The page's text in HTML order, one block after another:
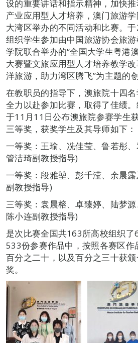
设的重要讲话和指示精神，加快
产业应用型人才培养，澳门旅游
大湾区举办的不同活动和比赛。
组织学生参加由中国旅游协会旅
学院联合举办的“全国大学生粤港
大赛暨文旅应用型人才培养教学改
洋旅游，助力湾区腾飞”为主题的创
在教职员的指导下，澳旅院十四名
全力以赴参加比赛，取得了佳绩
于11月11日公布澳旅院参赛学生
三等奖，获奖学生及其导师如下：
一等奖：王瑜、冼佳莹、鲁若彤
管洁琦副教授指导)
一等奖：段雅堃、彭千滢、余晨
副教授指导)
三等奖：袁晨榕、卓臻婷、陆梦
陈小连副教授指导)
是次比赛全国共163所高校组织了
533份参赛作品中，按照各赛区作
百分之二十，以及百分之三十获
奖。